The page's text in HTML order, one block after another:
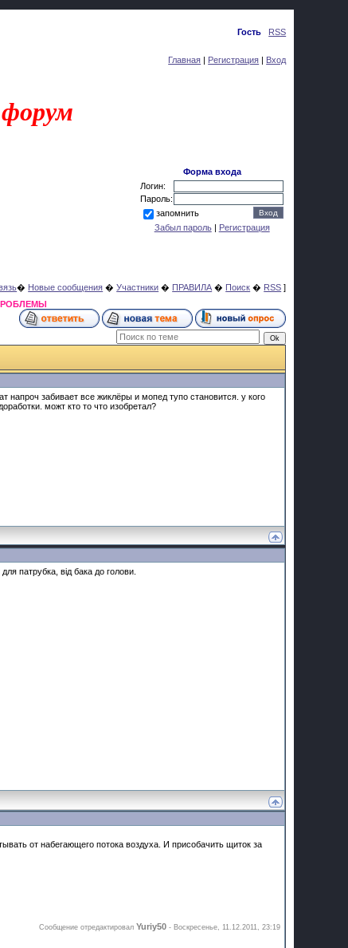
Приветствую ВасГость RSS
Главная | Регистрация | Вход
форум
Форма входа
Логин:
Пароль:
запомнить
Забыл пароль| Регистрация
� Новые сообщения �Участники � ПРАВИЛА � Поиск � RSS ]
напроч забивает все жиклёры и мопед тупо становится. у кого
можт кто то что изобретал?
патрубка, від бака до голови.
от набегающего потока воздуха. И присобачить щиток за
Сообщение отредактировал Yuriy50 - Воскресенье, 11.12.2011, 23:19